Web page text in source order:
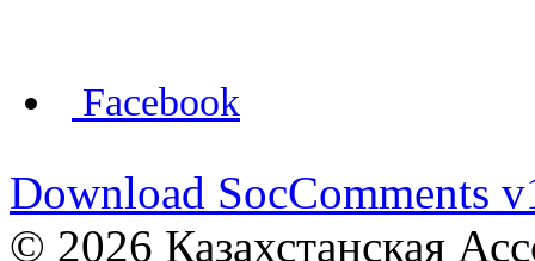
Facebook
Download SocComments
© 2026 Казахстанская